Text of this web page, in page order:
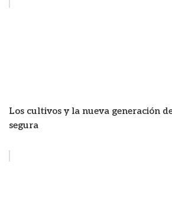
Los cultivos y la nueva generación
segura